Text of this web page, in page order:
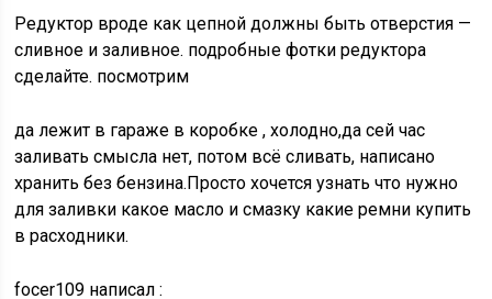
Редуктор вроде как цепной должны быть отверстия —
сливное и заливное. подробные фотки редуктора
сделайте. посмотрим
да лежит в гараже в коробке , холодно,да сей час
заливать смысла нет, потом всё сливать, написано
хранить без бензина.Просто хочется узнать что нужно
для заливки какое масло и смазку какие ремни купить
в расходники.
focer109 написал :